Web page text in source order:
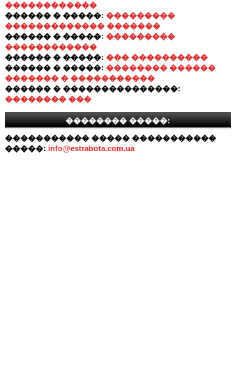
������������
������ � �����: ���������
������������� �������
������ � �����: ���������
������������
������ � �����: ��� ����������
������ � �����: �������� ������
������� � �����������
������ � ���������������:
�������� ���
�������� �����:
����������� ����� �����������
�����: info@estrabota.com.ua